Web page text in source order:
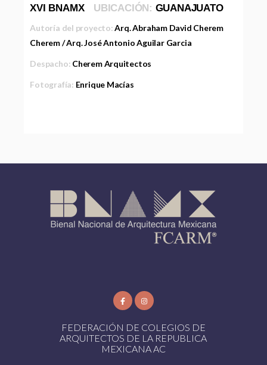
XVI BNAMX UBICACIÓN: GUANAJUATO
Autoría del proyecto:Arq. Abraham David Cherem
Cherem / Arq. José Antonio Aguilar Garcia
Despacho: Cherem Arquitectos
Fotografía: Enrique Macías
FEDERACIÓN DE COLEGIOS DE
ARQUITECTOS DE LA REPUBLICA
MEXICANA AC